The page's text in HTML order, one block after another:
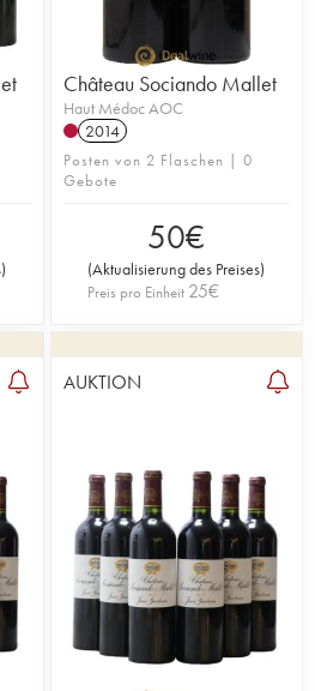
)
Château Sociando Mallet
Haut Médoc AOC
2014
Posten von 2 Flaschen | 0
Gebote
50€
(Aktualisierung des Preises)
Preis pro Einheit 25€
AUKTION